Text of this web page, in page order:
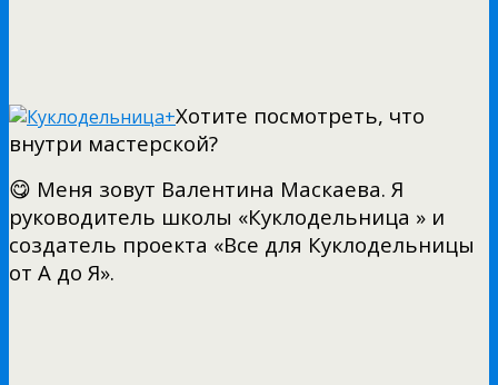
Хотите посмотреть, что
внутри мастерской?
😋 Меня зовут Валентина Маскаева. Я
руководитель школы «Куклодельница » и
создатель проекта «Все для Куклодельницы
от А до Я».